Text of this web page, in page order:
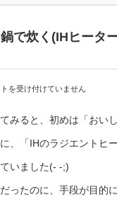
で炊く(IHヒータ
トを受け付けていません
みると、初めは「おい
、「IHのラジエントヒ
いました(- -;)
ったのに、手段が目的